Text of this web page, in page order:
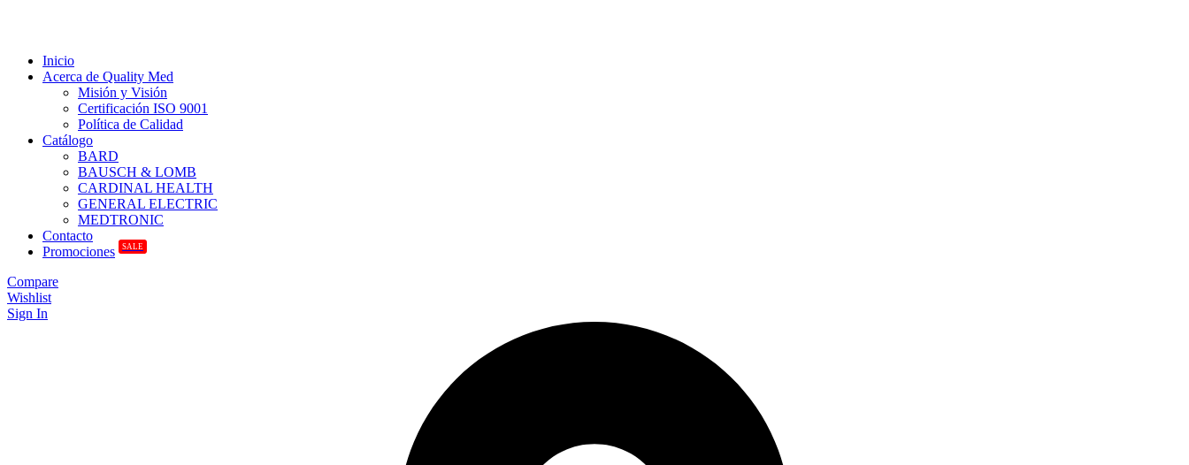
Inicio
Acerca de Quality Med
Misión y Visión
Certificación ISO 9001
Política de Calidad
Catálogo
BARD
BAUSCH & LOMB
CARDINAL HEALTH
GENERAL ELECTRIC
MEDTRONIC
Contacto
Promociones
SALE
Compare
Wishlist
Sign In